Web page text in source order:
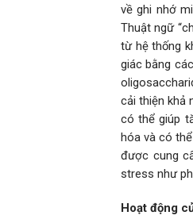
về ghi nhớ
Thuật ngữ
từ hệ thống
giác bằng
cải thiện khả
có thể giúp
hóa và có
được cung
stress như
Hoạt động